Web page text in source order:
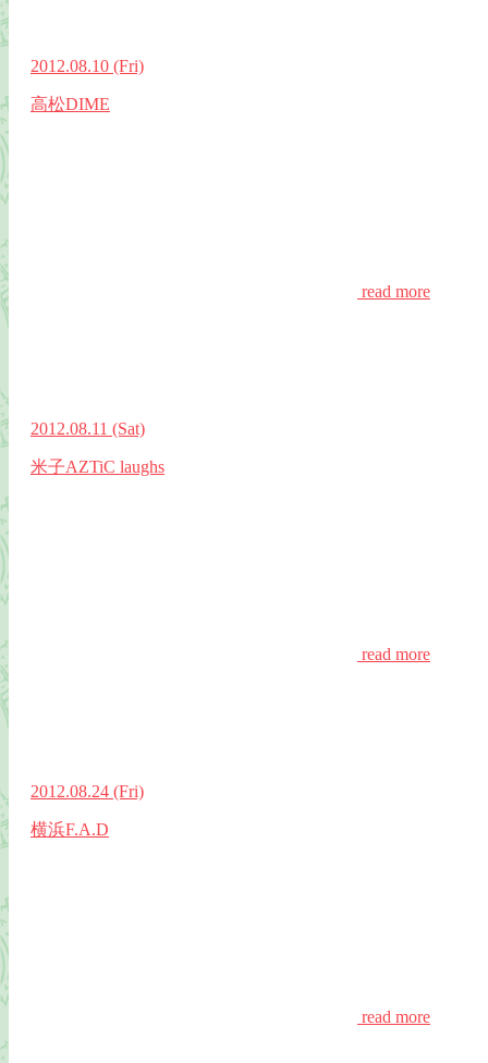
2012.08.10 (Fri)
高松DIME
read more
2012.08.11 (Sat)
米子AZTiC laughs
read more
2012.08.24 (Fri)
横浜F.A.D
read more